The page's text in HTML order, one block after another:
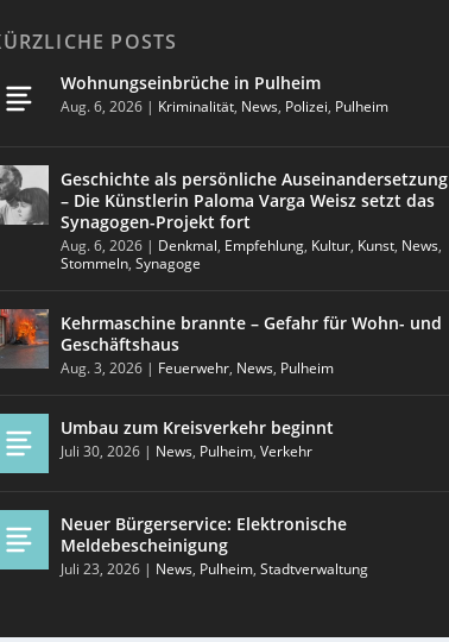
POSTS
Wohnungseinbrüche in Pulheim
Aug. 6, 2026 | Kriminalität, News, Polizei, Pulheim
Geschichte als persönliche Auseinandersetzung
– Die Künstlerin Paloma Varga Weisz setzt das
Synagogen-Projekt fort
Aug. 6, 2026 | Denkmal, Empfehlung, Kultur, Kunst, News,
Stommeln,Synagoge
Kehrmaschine brannte – Gefahr für Wohn- und
Geschäftshaus
Aug. 3, 2026 | Feuerwehr, News, Pulheim
Umbau zum Kreisverkehr beginnt
Juli 30, 2026 | News, Pulheim,Verkehr
Neuer Bürgerservice: Elektronische
Meldebescheinigung
Juli 23, 2026 | News, Pulheim,Stadtverwaltung